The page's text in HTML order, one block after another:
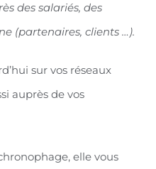
des salariés, des
(partenaires, clients …).
sur vos réseaux
auprès de vos
elle vous